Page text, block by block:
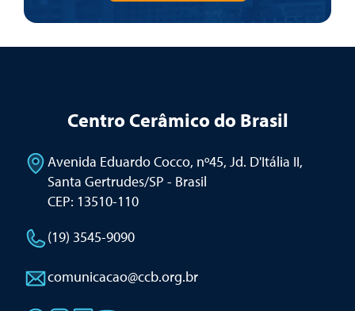
Centro Cerâmico do Brasil
Avenida Eduardo Cocco, nº45, Jd. D'Itália II,
Santa Gertrudes/SP - Brasil
CEP: 13510-110
(19) 3545-9090
comunicacao@ccb.org.br